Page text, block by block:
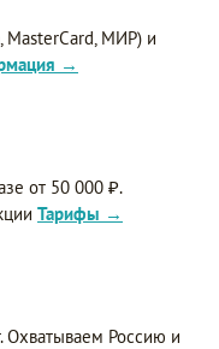
MasterCard, МИР) и
→
от 50 000 ₽.
Тарифы →
Охватываем Россию и